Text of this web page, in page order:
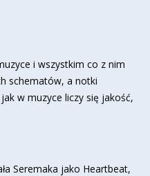
i wszystkim co z nim
schematów, a notki
w muzyce liczy się jakość,
Seremaka jako Heartbeat,